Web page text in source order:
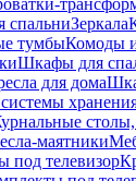
спальниЗеркала
тумбыКомоды
Шкафы для
для дома
маятники
под телевизор